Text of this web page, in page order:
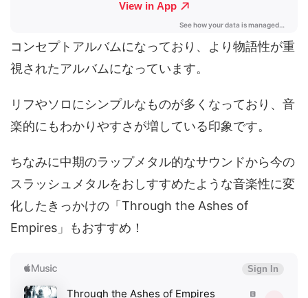
コンセプトアルバムになっており、より物語性が重
視されたアルバムになっています。
リフやソロにシンプルなものが多くなっており、音
楽的にもわかりやすさが増している印象です。
ちなみに中期のラップメタル的なサウンドから今の
スラッシュメタルをおしすすめたような音楽性に変
化したきっかけの「Through the Ashes of
Empires」もおすすめ！